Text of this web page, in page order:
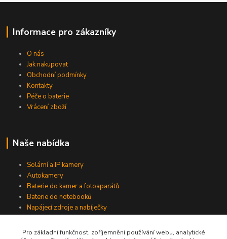
Informace pro zákazníky
O nás
Jak nakupovat
Obchodní podmínky
Kontakty
Péče o baterie
Vrácení zboží
Naše nabídka
Solární a IP kamery
Autokamery
Baterie do kamer a fotoaparátů
Baterie do notebooků
Napájecí zdroje a nabíječky
Pro základní funkčnost, zpříjemnění používání webu, analytické